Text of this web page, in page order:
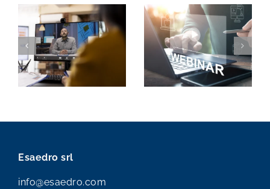
Webinar
TeamSystem
di maggio
2026
Webinar
TeamSystem
di aprile 2026
Esaedro srl
info@esaedro.com